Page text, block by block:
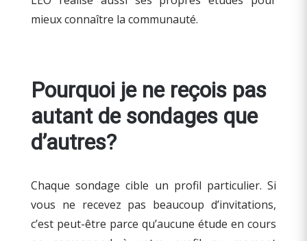
mieux connaître la communauté.
Pourquoi je ne reçois pas
autant de sondages que
d’autres?
Chaque sondage cible un profil particulier. Si
vous ne recevez pas beaucoup d’invitations,
c’est peut-être parce qu’aucune étude en cours